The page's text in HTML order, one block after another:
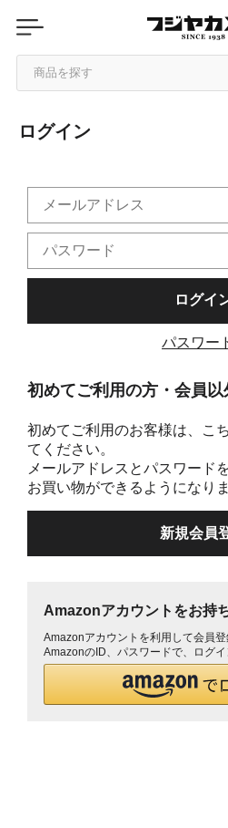
商品を探す
カテゴリから探す
中古品を探す
ログイン
パスワー
初めてご利用の方・会員以
初めてご利用のお客様は、こ
てください。
メールアドレスとパスワード
お買い物ができるようになりま
Amazonアカウントをお持
Amazonアカウントを利用して会員登
AmazonのID、パスワードで、ログイ